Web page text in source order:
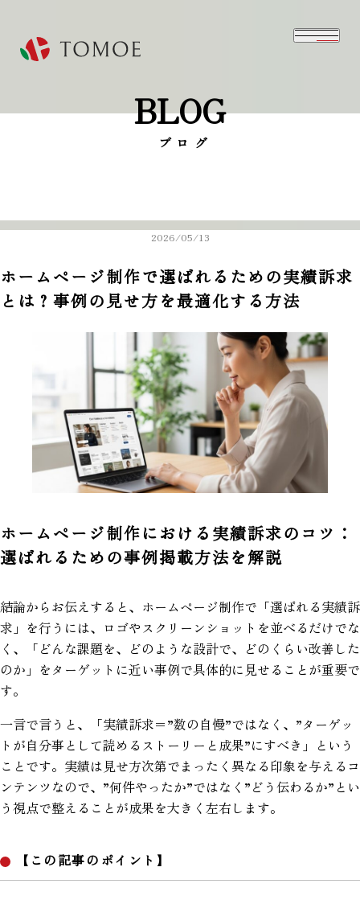
BLOG
⁨⁩ブログ
2026/05/13
ホームページ制作で選ばれるための実績訴求
とは？事例の見せ方を最適化する方法
ホームページ制作における実績訴求のコツ：
選ばれるための事例掲載方法を解説
結論からお伝えすると、ホームページ制作で「選ばれる実績訴
求」を行うには、ロゴやスクリーンショットを並べるだけでな
く、「どんな課題を、どのような設計で、どのくらい改善した
のか」をターゲットに近い事例で具体的に見せることが重要で
す。
一言で言うと、「実績訴求＝”数の自慢”ではなく、”ターゲッ
トが自分事として読めるストーリーと成果”にすべき」という
ことです。実績は見せ方次第でまったく異なる印象を与えるコ
ンテンツなので、”何件やったか”ではなく”どう伝わるか”とい
う視点で整えることが成果を大きく左右します。
【この記事のポイント】